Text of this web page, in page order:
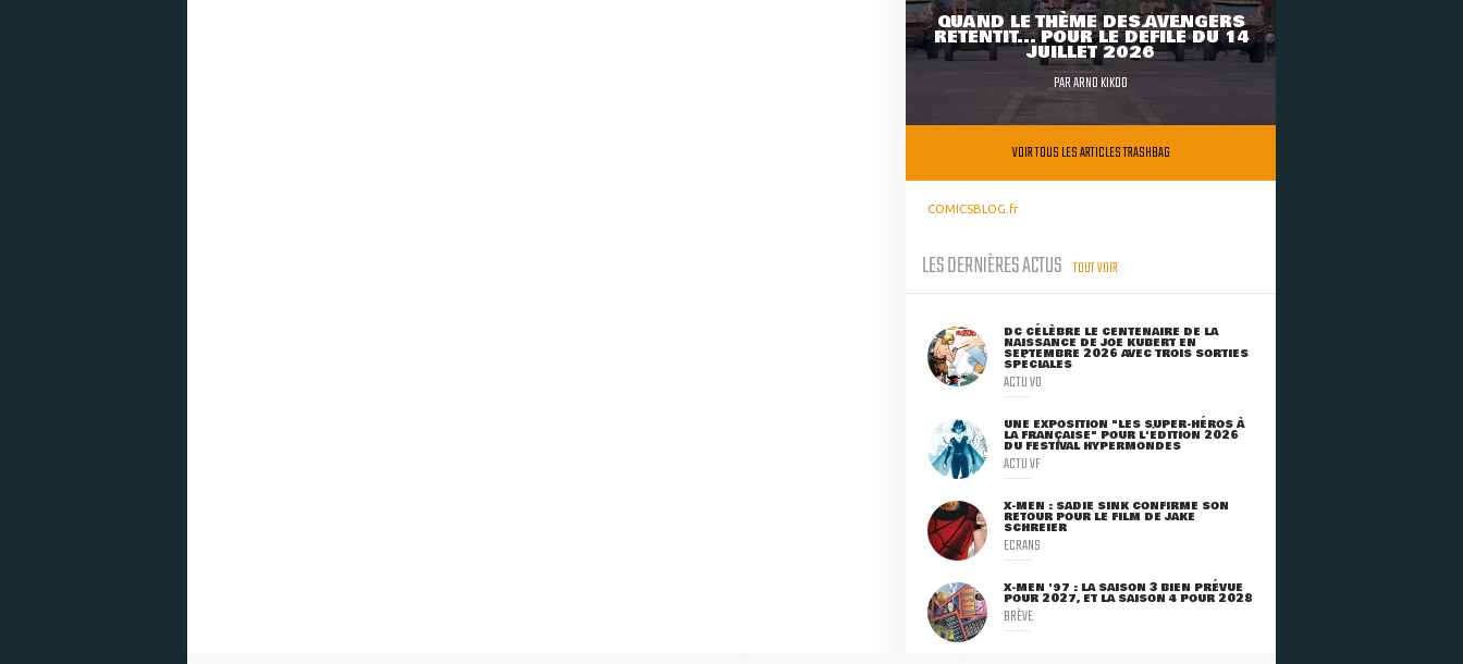
QUAND LE THÈME DES AVENGERS
RETENTIT... POUR LE DÉFILÉ DU 14
JUILLET 2026
PARARNO KIKOO
VOIR TOUS LES ARTICLES TRASHBAG
COMICSBLOG.fr
LES DERNIÈRES ACTUS TOUT VOIR
DC CÉLÈBRE LE CENTENAIRE DE LA
NAISSANCE DE JOE KUBERT EN
SEPTEMBRE 2026 AVEC TROIS SORTIES
SPÉCIALES
ACTU VO
UNE EXPOSITION "LES SUPER-HÉROS À
LA FRANÇAISE" POUR L'ÉDITION 2026
DU FESTIVAL HYPERMONDES
ACTU VF
X-MEN : SADIE SINK CONFIRME SON
RETOUR POUR LE FILM DE JAKE
SCHREIER
ECRANS
X-MEN '97 : LA SAISON 3 BIEN PRÉVUE
POUR 2027, ET LA SAISON 4 POUR 2028
BRÈVE